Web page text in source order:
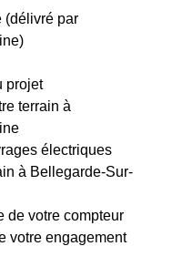
(délivré par
projet
terrain à
électriques
à Bellegarde-Sur-
de votre compteur
votre engagement